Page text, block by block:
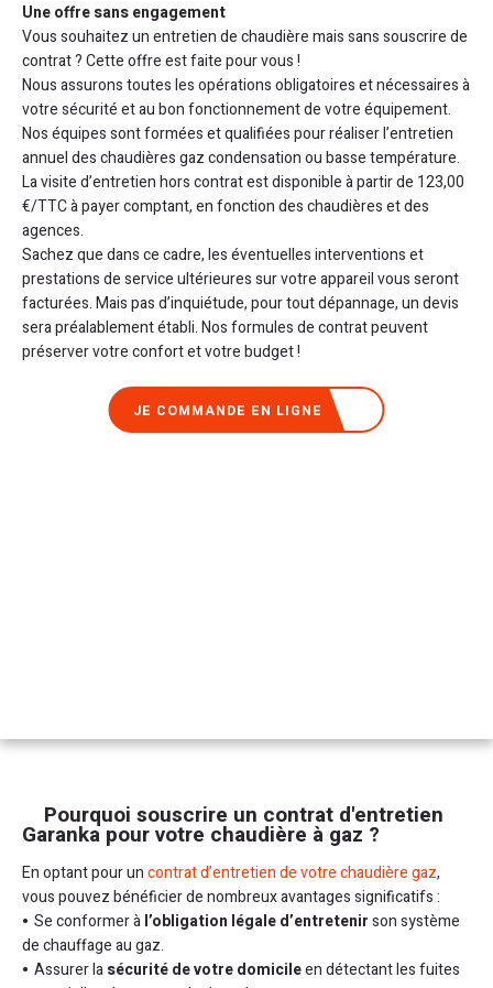
Une offre sans engagement
Vous souhaitez un entretien de chaudière mais sans souscrire de
contrat ? Cette offre est faite pour vous !
Nous assurons toutes les opérations obligatoires et nécessaires à
votre sécurité et au bon fonctionnement de votre équipement.
Nos équipes sont formées et qualifiées pour réaliser l’entretien
annuel des chaudières gaz condensation ou basse température.
La visite d’entretien hors contrat est disponible à partir de 123,00
€/TTC à payer comptant, en fonction des chaudières et des
agences.
Sachez que dans ce cadre, les éventuelles interventions et
prestations de service ultérieures sur votre appareil vous seront
facturées. Mais pas d’inquiétude, pour tout dépannage, un devis
sera préalablement établi. Nos formules de contrat peuvent
préserver votre confort et votre budget !
JE COMMANDE EN LIGNE
Pourquoi souscrire un contrat d'entretien
Garanka pour votre chaudière à gaz ?
En optant pour uncontrat d’entretien de votre chaudière gaz,
vous pouvez bénéficier de nombreux avantages significatifs :
Se conformer àl’obligation légale d’entretenirson système
de chauffage au gaz.
Assurer lasécurité de votre domicileen détectant les fuites